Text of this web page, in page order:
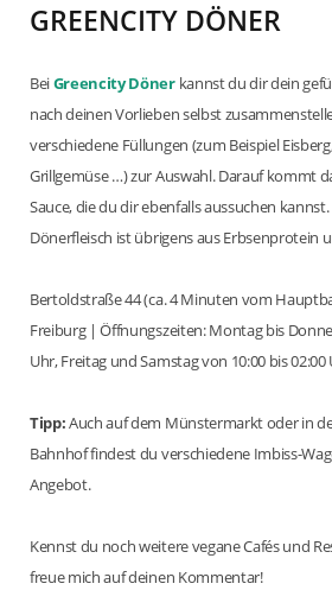
GREENCITY DÖNER
BeiGreencity Dönerkannst du dir dein
nach deinen Vorlieben selbst
verschiedene Füllungen (zum Beispiel
Grillgemüse …) zur Auswahl. Darauf kommt
Sauce, die du dir ebenfalls aussuchen
Dönerfleisch ist übrigens aus Erbsenprotein
Bertoldstraße 44 (ca. 4 Minuten vom
Freiburg | Öffnungszeiten: Montag bis
Uhr, Freitag und Samstag von 10:00 bis 02:00
Tipp:Auch auf dem Münstermarkt oder in
Bahnhof findest du verschiedene Imbiss-
Angebot.
Kennst du noch weitere vegane Cafés und
freue mich auf deinen Kommentar!